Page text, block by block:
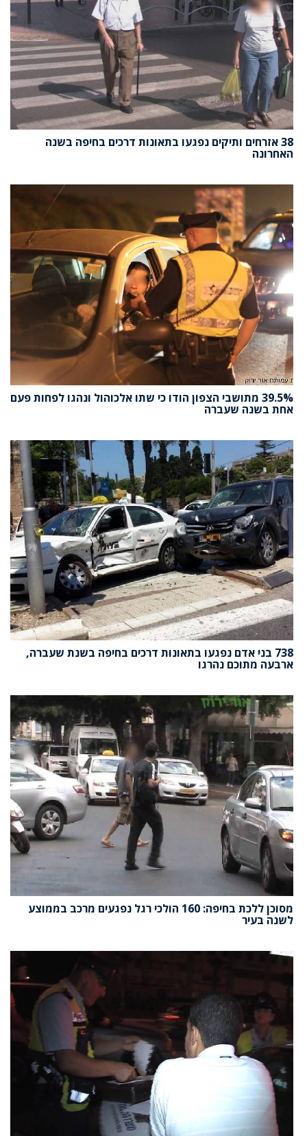
38 אזרחים ותיקים נפגעו בתאונות דרכים בחיפה בשנה
האחרונה
39.5% מתושבי הצפון הודו כי שתו אלכוהול ונהגו לפחות פעם
אחת בשנה שעברה
738 בני אדם נפגעו בתאונות דרכים בחיפה בשנת שעברה,
ארבעה מתוכם נהרגו
מסוכן ללכת בחיפה: 160 הולכי רגל נפגעים מרכב בממוצע
לשנה בעיר